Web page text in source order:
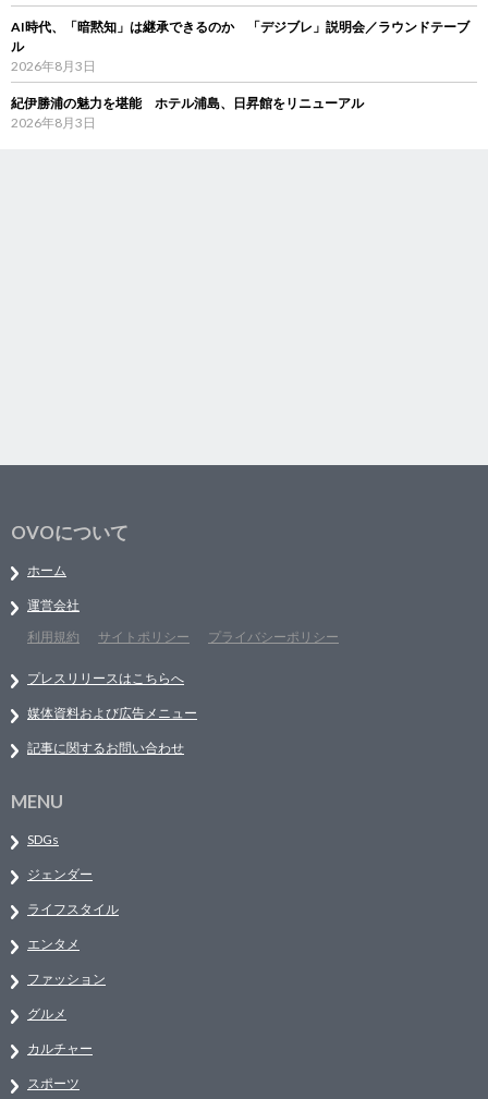
AI時代、「暗黙知」は継承できるのか 「デジブレ」説明会／ラウンドテーブ
ル
2026年8月3日
紀伊勝浦の魅力を堪能 ホテル浦島、日昇館をリニューアル
2026年8月3日
OVOについて
ホーム
運営会社
利用規約
サイトポリシー プライバシーポリシー
プレスリリースはこちらへ
媒体資料および広告メニュー
記事に関するお問い合わせ
MENU
SDGs
ジェンダー
ライフスタイル
エンタメ
ファッション
グルメ
カルチャー
スポーツ